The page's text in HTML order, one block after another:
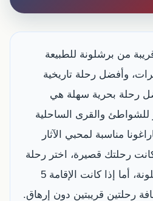
من برشلونة للطبيعة
وأفضل رحلة تاريخية
رحلة بحرية سهلة هي
والقرى الساحلية
مناسبة لمحبي الآثار
كانت رحلتك قصيرة، اختر رحلة
واحدة فقط خارج برشلونة، أما إذا كانت الإقامة 5
رحلتين قريبتين دون إرهاق.